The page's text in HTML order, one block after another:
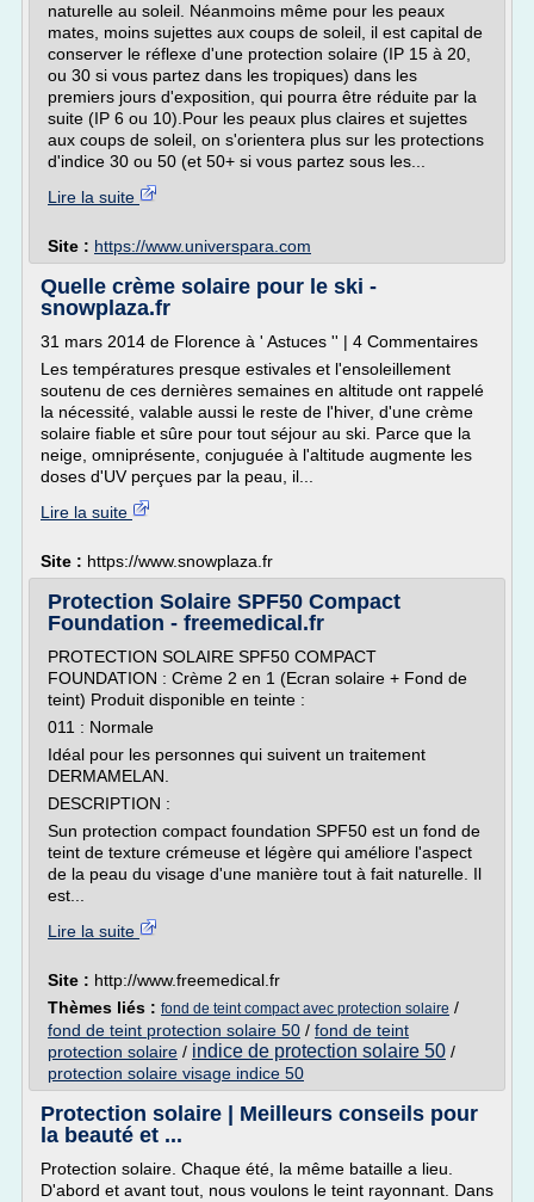
naturelle au soleil. Néanmoins même pour les peaux
mates, moins sujettes aux coups de soleil, il est capital de
conserver le réflexe d'une protection solaire (IP 15 à 20,
ou 30 si vous partez dans les tropiques) dans les
premiers jours d'exposition, qui pourra être réduite par la
suite (IP 6 ou 10).Pour les peaux plus claires et sujettes
aux coups de soleil, on s'orientera plus sur les protections
d'indice 30 ou 50 (et 50+ si vous partez sous les...
Lire la suite
Site : https://www.universpara.com
Quelle crème solaire pour le ski -
snowplaza.fr
31 mars 2014 de Florence à ' Astuces '' | 4 Commentaires
Les températures presque estivales et l'ensoleillement
soutenu de ces dernières semaines en altitude ont rappelé
la nécessité, valable aussi le reste de l'hiver, d'une crème
solaire fiable et sûre pour tout séjour au ski. Parce que la
neige, omniprésente, conjuguée à l'altitude augmente les
doses d'UV perçues par la peau, il...
Lire la suite
Site : https://www.snowplaza.fr
Protection Solaire SPF50 Compact
Foundation - freemedical.fr
PROTECTION SOLAIRE SPF50 COMPACT
FOUNDATION : Crème 2 en 1 (Ecran solaire + Fond de
teint) Produit disponible en teinte :
011 : Normale
Idéal pour les personnes qui suivent un traitement
DERMAMELAN.
DESCRIPTION :
Sun protection compact foundation SPF50 est un fond de
teint de texture crémeuse et légère qui améliore l'aspect
de la peau du visage d'une manière tout à fait naturelle. Il
est...
Lire la suite
Site : http://www.freemedical.fr
Thèmes liés : fond de teint compact avec protection solaire /
fond de teint protection solaire 50 / fond de teint
protection solaire / indice de protection solaire 50 /
protection solaire visage indice 50
Protection solaire | Meilleurs conseils pour
la beauté et ...
Protection solaire. Chaque été, la même bataille a lieu.
D'abord et avant tout, nous voulons le teint rayonnant. Dans